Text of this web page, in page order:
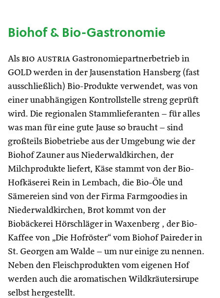
Biohof & Bio-Gastronomie
Als bio austria Gastronomiepartnerbetrieb in
GOLD werden in der Jausenstation Hansberg (fast
ausschließlich) Bio-Produkte verwendet, was von
einer unabhängigen Kontrollstelle streng geprüft
wird. Die regionalen Stammlieferanten – für alles
was man für eine gute Jause so braucht – sind
großteils Biobetriebe aus der Umgebung wie der
Biohof Zauner aus Niederwaldkirchen, der
Milchprodukte liefert, Käse stammt von der Bio-
Hofkäserei Rein in Lembach, die Bio-Öle und
Sämereien sind von der Firma Farmgoodies in
Niederwaldkirchen, Brot kommt von der
Biobäckerei Hörschläger in Waxenberg , der Bio-
Kaffee von „Die Hofröster“ vom Biohof Paireder in
St. Georgen am Walde – um nur einige zu nennen.
Neben den Fleischprodukten vom eigenen Hof
werden auch die aromatischen Wildkräutersirupe
selbst hergestellt.